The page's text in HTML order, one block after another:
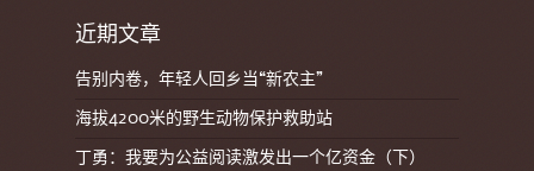
近期文章
告别内卷，年轻人回乡当“新农主”
海拔4200米的野生动物保护救助站
丁勇：我要为公益阅读激发出一个亿资金（下）